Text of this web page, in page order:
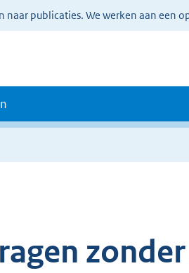
publicaties. We werken aan een